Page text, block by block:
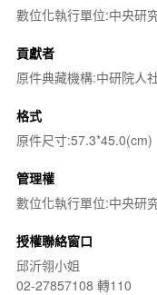
數位化執行單位:中央研
貢獻者
原件典藏機構:中研院人
格式
原件尺寸:57.3*45.0(cm)
管理權
數位化執行單位:中央研
授權聯絡窗口
邱沂翎小姐
02-27857108 轉110